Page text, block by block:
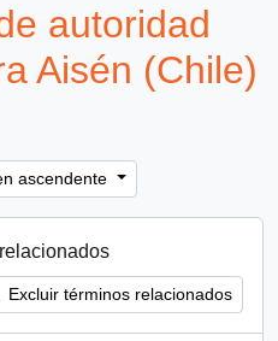
autoridad
Aisén (Chile)
ascendente
Excluir términos relacionados